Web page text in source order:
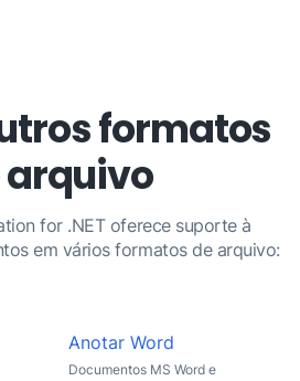
formatos
arquivo
for .NET oferece suporte à
em vários formatos de arquivo:
Anotar Word
Documentos MS Word e